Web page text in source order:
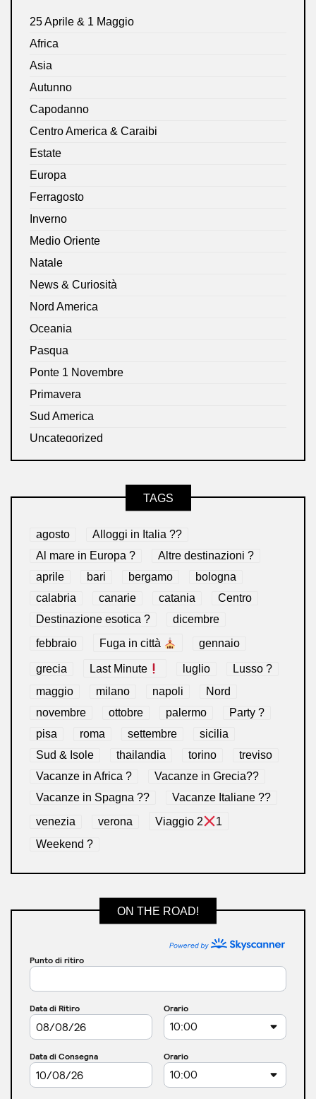
25 Aprile & 1 Maggio
Africa
Asia
Autunno
Capodanno
Centro America & Caraibi
Estate
Europa
Ferragosto
Inverno
Medio Oriente
Natale
News & Curiosità
Nord America
Oceania
Pasqua
Ponte 1 Novembre
Primavera
Sud America
Uncategorized
TAGS
agosto
Alloggi in Italia ??
Al mare in Europa ?️
Altre destinazioni ?
aprile
bari bergamo
bologna
calabria
canarie catania
Centro
Destinazione esotica ?
dicembre
febbraio Fuga in città gennaio
grecia Last Minute luglio
Lusso ?
maggio
milano napoli
Nord
novembre
ottobre palermo
Party ?
pisa
roma settembre
sicilia
Sud & Isole
thailandia torino
treviso
Vacanze in Africa ?
Vacanze in Grecia??
Vacanze in Spagna ??
Vacanze Italiane ??
venezia verona Viaggio 2
1
Weekend ?
ON THE ROAD!